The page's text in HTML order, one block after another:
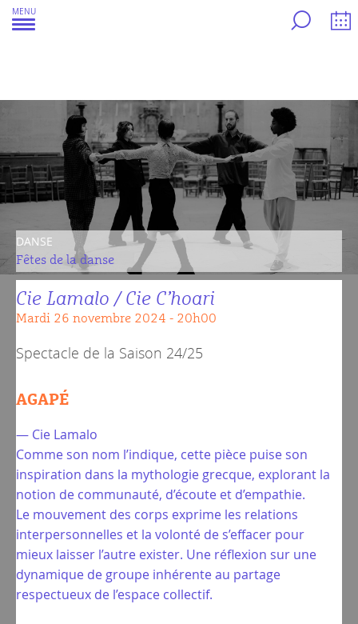
MENU
Aller
au
DANSE
Fêtes de la danse
Cie Lamalo / Cie C’hoari
mardi 26 novembre 2024 - 20h00
Spectacle de la Saison 24/25
AGAPÉ
— Cie Lamalo
Comme son nom l’indique, cette pièce puise son
inspiration dans la mythologie grecque, explorant la
notion de communauté, d’écoute et d’empathie.
Le mouvement des corps exprime les relations
interpersonnelles et la volonté de s’effacer pour
mieux laisser l’autre exister. Une réflexion sur une
dynamique de groupe inhérente au partage
respectueux de l’espace collectif.